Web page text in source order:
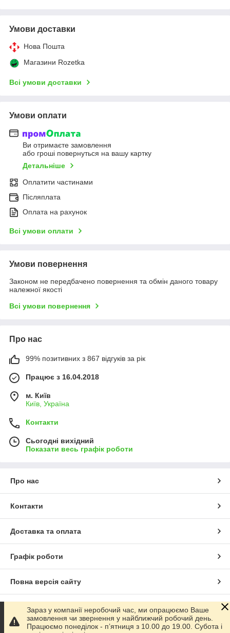
Умови доставки
Нова Пошта
Магазини Rozetka
Всі умови доставки
Умови оплати
Ви отримаєте замовлення
або гроші повернуться на вашу картку
Детальніше
Оплатити частинами
Післяплата
Оплата на рахунок
Всі умови оплати
Умови повернення
Законом не передбачено повернення та обмін даного товару
належної якості
Всі умови повернення
Про нас
99% позитивних з 867 відгуків за рік
Працює з 16.04.2018
м. Київ
Київ, Україна
Контакти
Сьогодні вихідний
Показати весь графік роботи
Про нас
Контакти
Доставка та оплата
Графік роботи
Повна версія сайту
Сайт створено на маркетплейсіProm.ua
Зараз у компанії неробочий час, ми опрацюємо Ваше
замовлення чи звернення у найближчий робочий день.
Працюємо понеділок - пʼятниця з 10.00 до 19.00. Субота і